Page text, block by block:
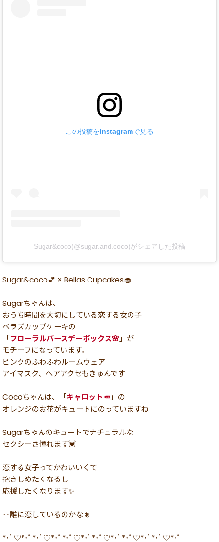
この投稿をInstagramで見る
Sugar&coco(@sugar.and.coco)がシェアした投稿
Sugar&coco💕 × Bellas Cupcakes🧁
Sugarちゃんは、
おうち時間を大切にしている恋する女の子
ベラズカップケーキの
「フローラルバースデーボックス🌸 」が
モチーフになっています。
ピンクのふわふわルームウェア
アイマスク、ヘアアクセもきゅんです
Cocoちゃんは、「キャロット🥕」の
オレンジのお花がキュートにのっていますね
Sugarちゃんのキュートでナチュラルな
セクシーさ憧れます💓
恋する女子ってかわいいくて
抱きしめたくなるし
応援したくなります✨
‥誰に恋しているのかなぁ
*･ﾟ♡*･ﾟ*･ﾟ♡*･ﾟ*･ﾟ♡*･ﾟ*･ﾟ♡*･ﾟ*･ﾟ♡*･ﾟ*･ﾟ♡*･ﾟ